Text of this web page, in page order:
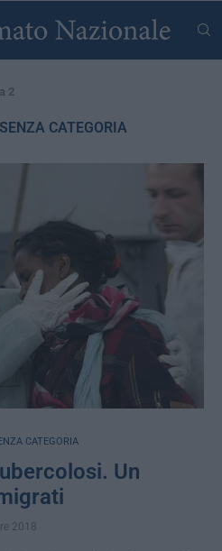
2
SENZA CATEGORIA
CATEGORIA
Un
2018